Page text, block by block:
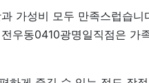
가성비 모두 만족스럽습
우동0410광명일직점은 가